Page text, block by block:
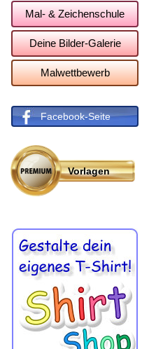
Mal- & Zeichenschule
Deine Bilder-Galerie
Malwettbewerb
Facebook-Seite
Vorlagen